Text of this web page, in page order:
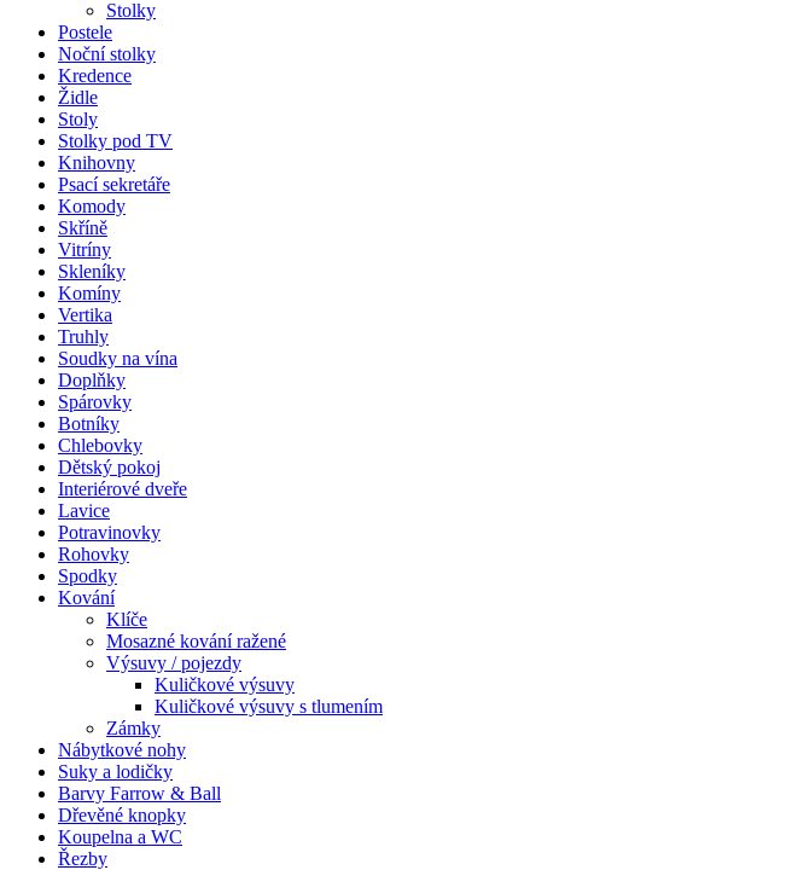
Stolky
Postele
Noční stolky
Kredence
Židle
Stoly
Stolky pod TV
Knihovny
Psací sekretáře
Komody
Skříně
Vitríny
Skleníky
Komíny
Vertika
Truhly
Soudky na vína
Doplňky
Spárovky
Botníky
Chlebovky
Dětský pokoj
Interiérové dveře
Lavice
Potravinovky
Rohovky
Spodky
Kování
Klíče
Mosazné kování ražené
Výsuvy / pojezdy
Kuličkové výsuvy
Kuličkové výsuvy s tlumením
Zámky
Nábytkové nohy
Suky a lodičky
Barvy Farrow & Ball
Dřevěné knopky
Koupelna a WC
Řezby